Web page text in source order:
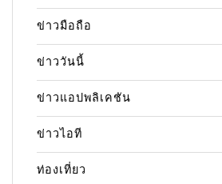
ข่าวมือถือ
ข่าววันนี้
ข่าวแอปพลิเคชัน
ข่าวไอที
ท่องเที่ยว